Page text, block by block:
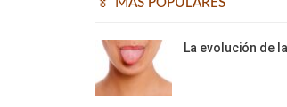
La evolución de